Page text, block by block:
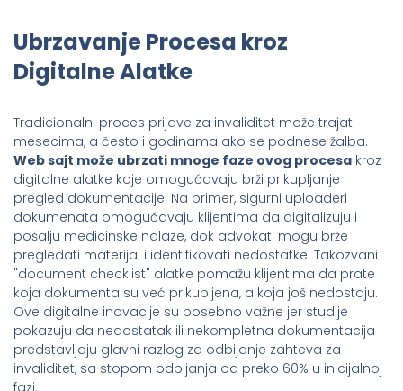
Ubrzavanje Procesa kroz
Digitalne Alatke
Tradicionalni proces prijave za invaliditet može trajati
mesecima, a često i godinama ako se podnese žalba.
Web sajt može ubrzati mnoge faze ovog procesa kroz
digitalne alatke koje omogućavaju brži prikupljanje i
pregled dokumentacije. Na primer, sigurni uploaderi
dokumenata omogućavaju klijentima da digitalizuju i
pošalju medicinske nalaze, dok advokati mogu brže
pregledati materijal i identifikovati nedostatke. Takozvani
"document checklist" alatke pomažu klijentima da prate
koja dokumenta su već prikupljena, a koja još nedostaju.
Ove digitalne inovacije su posebno važne jer studije
pokazuju da nedostatak ili nekompletna dokumentacija
predstavljaju glavni razlog za odbijanje zahteva za
invaliditet, sa stopom odbijanja od preko 60% u inicijalnoj
fazi.